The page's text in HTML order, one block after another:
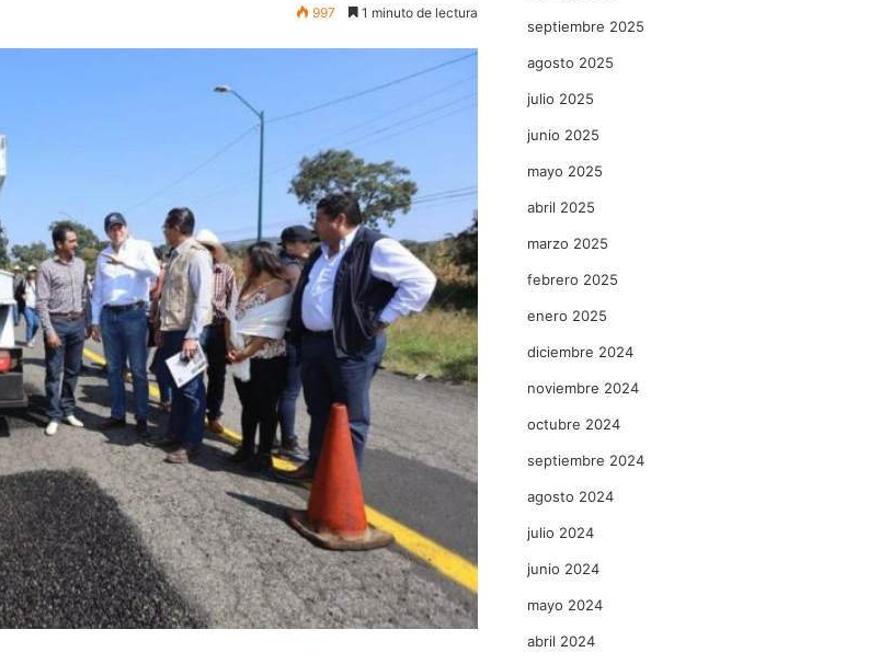
997 1 minuto de lectura
septiembre 2025
agosto 2025
julio 2025
junio 2025
mayo 2025
abril 2025
marzo 2025
febrero 2025
enero 2025
diciembre 2024
noviembre 2024
octubre 2024
septiembre 2024
agosto 2024
julio 2024
junio 2024
mayo 2024
abril 2024